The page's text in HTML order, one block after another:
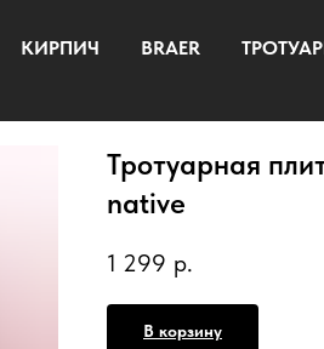
КИРПИЧ BRAER
Тротуарная
native
1 299 р.
В корзину